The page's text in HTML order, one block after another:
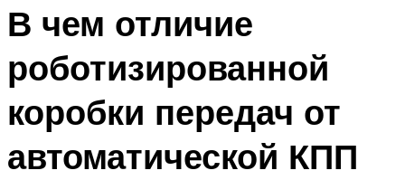
В чем отличие
роботизированной
коробки передач от
автоматической КПП